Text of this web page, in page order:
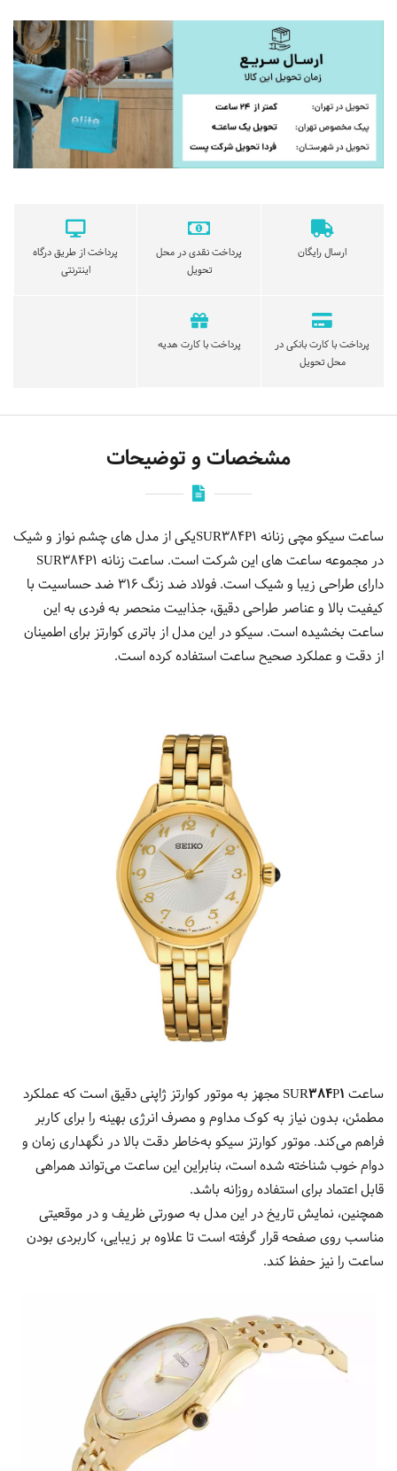
ارسال رایگان
پرداخت نقدی در محل
تحویل
پرداخت از طریق درگاه
اینترنتی
پرداخت با کارت بانکی در
محل تحویل
پرداخت با کارت هدیه
مشخصات و توضیحات
ساعت سیکو مچی زنانه SUR384P1یکی از مدل های چشم نواز و شیک
در مجموعه ساعت های این شرکت است. ساعت زنانه SUR384P1
دارای طراحی زیبا و شیک است. فولاد ضد زنگ 316 ضد حساسیت با
کیفیت بالا و عناصر طراحی دقیق، جذابیت منحصر به فردی به این
ساعت بخشیده است. سیکو در این مدل از باتری کوارتز برای اطمینان
از دقت و عملکرد صحیح ساعت استفاده کرده است.
ساعت SUR384P1 مجهز به موتور کوارتز ژاپنی دقیق است که عملکرد
مطمئن، بدون نیاز به کوک مداوم و مصرف انرژی بهینه را برای کاربر
فراهم می‌کند. موتور کوارتز سیکو به‌خاطر دقت بالا در نگهداری زمان و
دوام خوب شناخته شده است، بنابراین این ساعت می‌تواند همراهی
قابل اعتماد برای استفاده روزانه باشد.
همچنین، نمایش تاریخ در این مدل به صورتی ظریف و در موقعیتی
مناسب روی صفحه قرار گرفته است تا علاوه بر زیبایی، کاربردی بودن
ساعت را نیز حفظ کند.